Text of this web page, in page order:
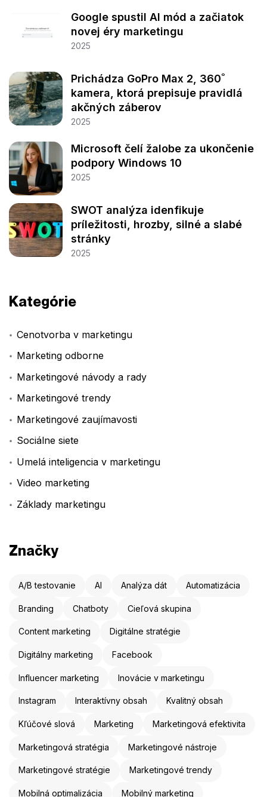
Google spustil AI mód a začiatok
novej éry marketingu
2025
Prichádza GoPro Max 2, 360˚
kamera, ktorá prepisuje pravidlá
akčných záberov
2025
Microsoft čelí žalobe za ukončenie
podpory Windows 10
2025
SWOT analýza idenfikuje
príležitosti, hrozby, silné a slabé
stránky
2025
Kategórie
Cenotvorba v marketingu
Marketing odborne
Marketingové návody a rady
Marketingové trendy
Marketingové zaujímavosti
Sociálne siete
Umelá inteligencia v marketingu
Video marketing
Základy marketingu
Značky
A/B testovanie AI Analýza dát Automatizácia
Branding Chatboty Cieľová skupina
Content marketing Digitálne stratégie
Digitálny marketing Facebook
Influencer marketing Inovácie v marketingu
Instagram Interaktívny obsah Kvalitný obsah
Kľúčové slová Marketing Marketingová efektivita
Marketingová stratégia Marketingové nástroje
Marketingové stratégie Marketingové trendy
Mobilná optimalizácia Mobilný marketing